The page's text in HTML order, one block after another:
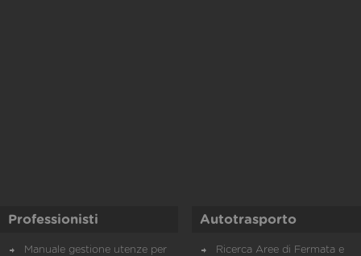
Professionisti
Manuale gestione utenze per
Autotrasporto
Ricerca Aree di Fermata e